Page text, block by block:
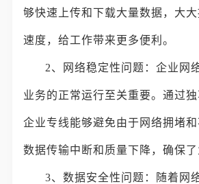
够快速上传和下载大量数据，大
速度，给工作带来更多便利。
2、网络稳定性问题：企业网
业务的正常运行至关重要。通过独
企业专线能够避免由于网络拥堵
数据传输中断和质量下降，确保了
3、数据安全性问题：随着网